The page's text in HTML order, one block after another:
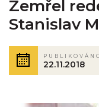
Zemřel
Stanislav
22.11.2018